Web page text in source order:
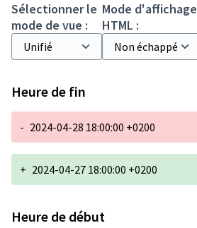
Sélectionner le
mode de vue :
Mode d'affichage
HTML :
Heure de fin
- 2024-04-28 18:00:00 +0200
+ 2024-04-27 18:00:00 +0200
Heure de début